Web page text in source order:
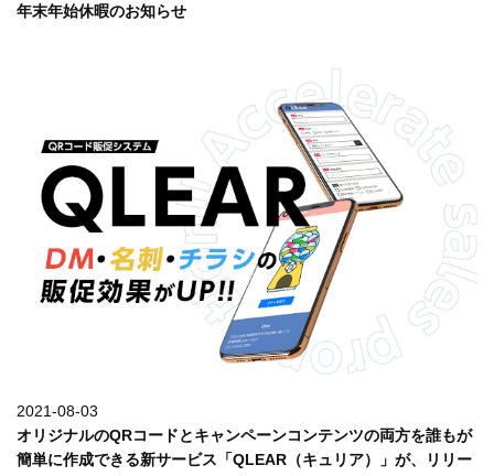
年末年始休暇のお知らせ
2021-08-03
オリジナルのQRコードとキャンペーンコンテンツの両方を誰もが
簡単に作成できる新サービス「QLEAR（キュリア）」が、リリー
詳しく見る